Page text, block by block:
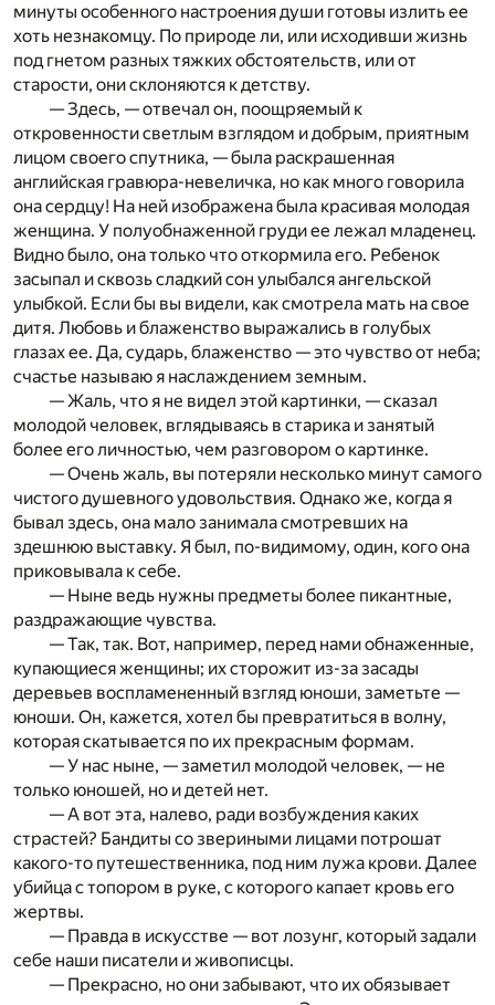
минуты особенного настроения души готовы излить ее
хоть незнакомцу. По природе ли, или исходивши жизнь
под гнетом разных тяжких обстоятельств, или от
старости, они склоняются к детству.
— Здесь, — отвечал он, поощряемый к
откровенности светлым взглядом и добрым, приятным
лицом своего спутника, — была раскрашенная
английская гравюра-невеличка, но как много говорила
она сердцу! На ней изображена была красивая молодая
женщина. У полуобнаженной груди ее лежал младенец.
Видно было, она только что откормила его. Ребенок
засыпал и сквозь сладкий сон улыбался ангельской
улыбкой. Если бы вы видели, как смотрела мать на свое
дитя. Любовь и блаженство выражались в голубых
глазах ее. Да, сударь, блаженство — это чувство от неба;
счастье называю я наслаждением земным.
— Жаль, что я не видел этой картинки, — сказал
молодой человек, вглядываясь в старика и занятый
более его личностью, чем разговором о картинке.
— Очень жаль, вы потеряли несколько минут самого
чистого душевного удовольствия. Однако же, когда я
бывал здесь, она мало занимала смотревших на
здешнюю выставку. Я был, по-видимому, один, кого она
приковывала к себе.
— Ныне ведь нужны предметы более пикантные,
раздражающие чувства.
— Так, так. Вот, например, перед нами обнаженные,
купающиеся женщины; их сторожит из-за засады
деревьев воспламененный взгляд юноши, заметьте —
юноши. Он, кажется, хотел бы превратиться в волну,
которая скатывается по их прекрасным формам.
— У нас ныне, — заметил молодой человек, — не
только юношей, но и детей нет.
— А вот эта, налево, ради возбуждения каких
страстей? Бандиты со звериными лицами потрошат
какого-то путешественника, под ним лужа крови. Далее
убийца с топором в руке, с которого капает кровь его
жертвы.
— Правда в искусстве — вот лозунг, который задали
себе наши писатели и живописцы.
— Прекрасно, но они забывают, что их обязывает